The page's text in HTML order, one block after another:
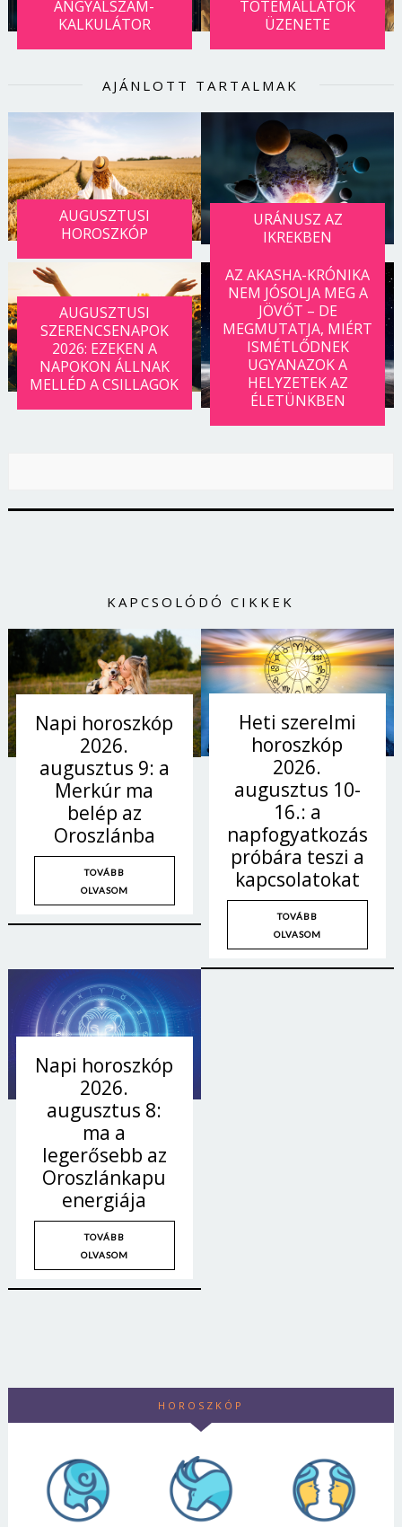
ANGYALSZÁM-
KALKULÁTOR
TOTEMÁLLATOK
ÜZENETE
AJÁNLOTT TARTALMAK
AUGUSZTUSI
HOROSZKÓP
URÁNUSZ AZ
IKREKBEN
AUGUSZTUSI
SZERENCSENAPOK
2026: EZEKEN A
NAPOKON ÁLLNAK
MELLÉD A CSILLAGOK
AZ AKASHA-KRÓNIKA
NEM JÓSOLJA MEG A
JÖVŐT – DE
MEGMUTATJA, MIÉRT
ISMÉTLŐDNEK
UGYANAZOK A
HELYZETEK AZ
ÉLETÜNKBEN
KAPCSOLÓDÓ CIKKEK
Napi horoszkóp
2026.
augusztus 9: a
Merkúr ma
belép az
Oroszlánba
TOVÁBB
OLVASOM
Heti szerelmi
horoszkóp
2026.
augusztus 10-
16.: a
napfogyatkozás
próbára teszi a
kapcsolatokat
TOVÁBB
OLVASOM
Napi horoszkóp
2026.
augusztus 8:
ma a
legerősebb az
Oroszlánkapu
energiája
TOVÁBB
OLVASOM
HOROSZKÓP
Jelszó
Mégse Bejelentkezés